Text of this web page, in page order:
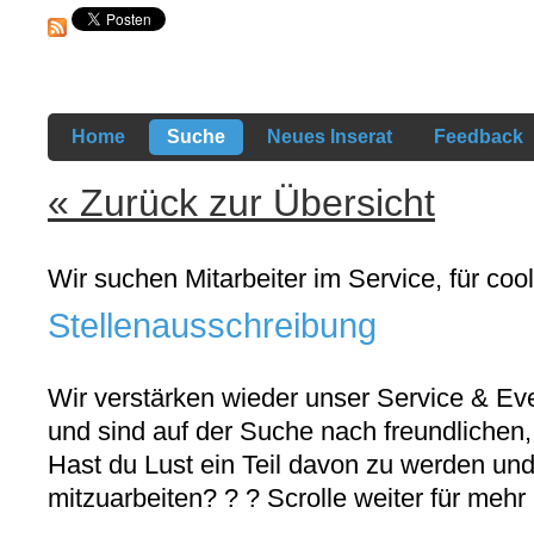
Home Suche Neues Inserat Feedback
« Zurück zur Übersicht
Wir suchen Mitarbeiter im Service, für
Stellenausschreibung
Wir verstärken wieder unser Service &
und sind auf der Suche nach
Hast du Lust ein Teil davon zu werden
mitzuarbeiten? ? ? Scrolle weiter für mehr